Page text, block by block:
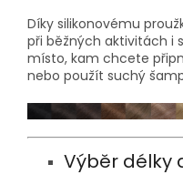
Díky silikonovému
při běžných aktivitách i
místo, kam chcete
nebo použít suchý
Výběr délky